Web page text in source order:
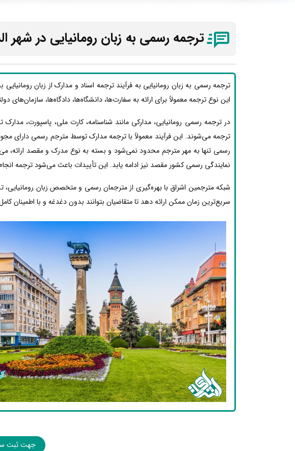
ترجمه رسمی به زبان رومانیایی در شهر
ترجمه رسمی به زبان رومانیایی به فرآیند ترجمه اسناد و مدارک از زبان
این نوع ترجمه معمولاً برای ارائه به سفارت‌ها، دانشگاه‌ها، دادگاه‌ها،
در ترجمه رسمی رومانیایی، مدارکی مانند شناسنامه، کارت ملی، پاسپورت،
ترجمه می‌شوند. این فرآیند معمولاً با ترجمه مدارک توسط مترجم رسمی دارای
رسمی تنها به مهر مترجم محدود نمی‌شود و بسته به نوع مدرک و مقصد ارائه،
نمایندگی رسمی کشور مقصد نیز ادامه یابد. این تأییدات باعث می‌شود ترجمه
شبکه مترجمین اشراق با بهره‌گیری از مترجمان رسمی و متخصص زبان
سریع‌ترین زمان ممکن ارائه دهد تا متقاضیان بتوانند بدون دغدغه و با اطمینان
جهت ثبت